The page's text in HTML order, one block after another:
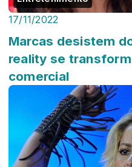
17/11/2022
Marcas desistem
reality se
comercial